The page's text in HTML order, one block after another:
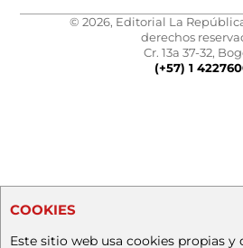
© 2026, Editorial La República
derechos
Cr. 13a 37-32,
(+57) 1
COOKIES
Este sitio web usa cookies propias y